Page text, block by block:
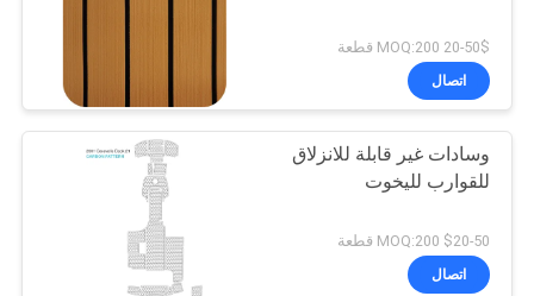
20-50$ MOQ:200 قطعة
اتصال
وسادات غير قابلة للانزلاق
للقوارب لليخوت
$20-50 MOQ:200 قطعة
اتصال